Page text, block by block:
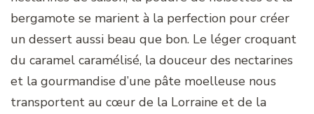
bergamote se marient à la perfection pour créer
un dessert aussi beau que bon. Le léger croquant
du caramel caramélisé, la douceur des nectarines
et la gourmandise d’une pâte moelleuse nous
transportent au cœur de la Lorraine et de la